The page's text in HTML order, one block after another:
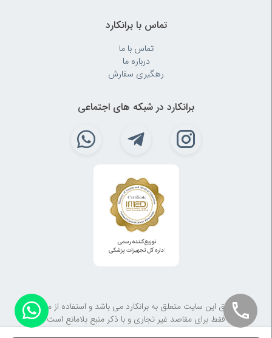
تماس با برانکارد
تماس با ما
درباره ما
رهگیری سفارش
برانکارد در شبکه های اجتماعی
کلیه حقوق این سایت متعلق به برانکارد می باشد و استفاده از مطالب آن
فقط برای مقاصد غیر تجاری و با ذکر منبع بلامانع است